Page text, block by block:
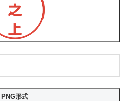
PNG形式